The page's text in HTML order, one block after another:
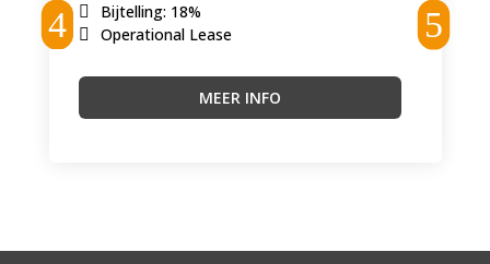
Bijtelling: 18%
Operational Lease
MEER INFO